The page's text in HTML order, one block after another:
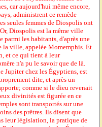
car aujourd'hui même encore,
administrent ce remède
seules femmes de Diospolis ont
Diospolis est la même ville
parmi les habitants, d'après une
ville, appelée Momemphis. Et
et ce qui tient à leur
n'a pu le savoir que de là.
Jupiter chez les Égyptiens, est
dite, et après un
comme si le dieu revenait
divinités est figurée en ce
sont transportés sur une
des prêtres. Ils disent que
leur législation, la pratique de